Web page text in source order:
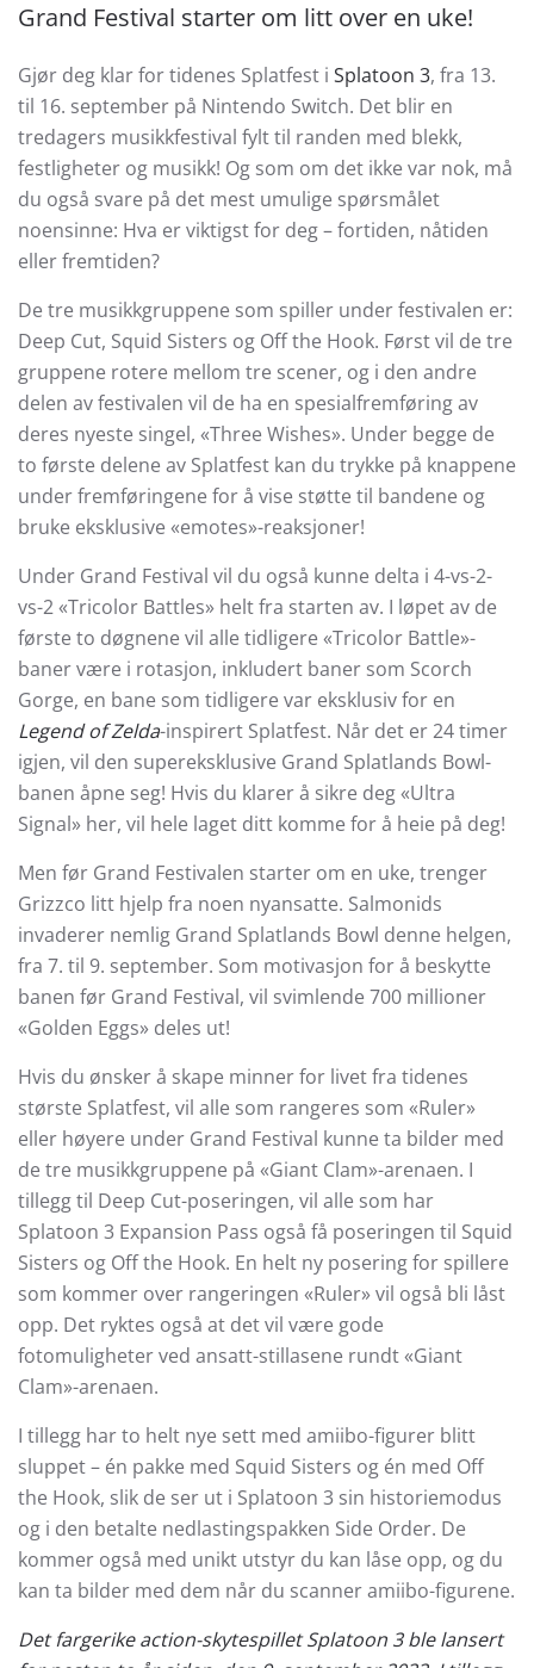
Grand Festival starter om litt over en uke!
Gjør deg klar for tidenes Splatfest i Splatoon 3, fra 13.
til 16. september på Nintendo Switch. Det blir en
tredagers musikkfestival fylt til randen med blekk,
festligheter og musikk! Og som om det ikke var nok, må
du også svare på det mest umulige spørsmålet
noensinne: Hva er viktigst for deg – fortiden, nåtiden
eller fremtiden?
De tre musikkgruppene som spiller under festivalen er:
Deep Cut, Squid Sisters og Off the Hook. Først vil de tre
gruppene rotere mellom tre scener, og i den andre
delen av festivalen vil de ha en spesialfremføring av
deres nyeste singel, «Three Wishes». Under begge de
to første delene av Splatfest kan du trykke på knappene
under fremføringene for å vise støtte til bandene og
bruke eksklusive «emotes»-reaksjoner!
Under Grand Festival vil du også kunne delta i 4-vs-2-
vs-2 «Tricolor Battles» helt fra starten av. I løpet av de
første to døgnene vil alle tidligere «Tricolor Battle»-
baner være i rotasjon, inkludert baner som Scorch
Gorge, en bane som tidligere var eksklusiv for en
Legend of Zelda-inspirert Splatfest. Når det er 24 timer
igjen, vil den supereksklusive Grand Splatlands Bowl-
banen åpne seg! Hvis du klarer å sikre deg «Ultra
Signal» her, vil hele laget ditt komme for å heie på deg!
Men før Grand Festivalen starter om en uke, trenger
Grizzco litt hjelp fra noen nyansatte. Salmonids
invaderer nemlig Grand Splatlands Bowl denne helgen,
fra 7. til 9. september. Som motivasjon for å beskytte
banen før Grand Festival, vil svimlende 700 millioner
«Golden Eggs» deles ut!
Hvis du ønsker å skape minner for livet fra tidenes
største Splatfest, vil alle som rangeres som «Ruler»
eller høyere under Grand Festival kunne ta bilder med
de tre musikkgruppene på «Giant Clam»-arenaen. I
tillegg til Deep Cut-poseringen, vil alle som har
Splatoon 3 Expansion Pass også få poseringen til Squid
Sisters og Off the Hook. En helt ny posering for spillere
som kommer over rangeringen «Ruler» vil også bli låst
opp. Det ryktes også at det vil være gode
fotomuligheter ved ansatt-stillasene rundt «Giant
Clam»-arenaen.
I tillegg har to helt nye sett med amiibo-figurer blitt
sluppet – én pakke med Squid Sisters og én med Off
the Hook, slik de ser ut i Splatoon 3 sin historiemodus
og i den betalte nedlastingspakken Side Order. De
kommer også med unikt utstyr du kan låse opp, og du
kan ta bilder med dem når du scanner amiibo-figurene.
Det fargerike action-skytespillet Splatoon 3 ble lansert